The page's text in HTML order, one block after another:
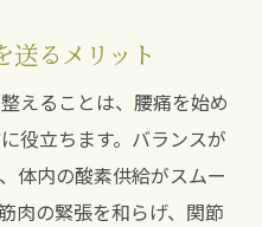
送るメリット
えることは、腰痛を始め
役立ちます。バランスが
体内の酸素供給がスムー
肉の緊張を和らげ、関節